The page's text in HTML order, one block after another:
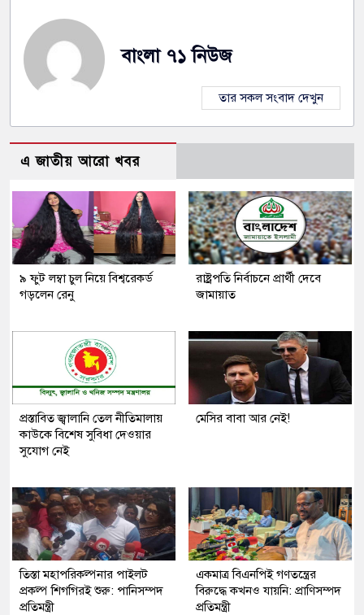
বাংলা ৭১ নিউজ
তার সকল সংবাদ দেখুন
এ জাতীয় আরো খবর
৯ ফুট লম্বা চুল নিয়ে বিশ্বরেকর্ড
গড়লেন রেনু
রাষ্ট্রপতি নির্বাচনে প্রার্থী দেবে
জামায়াত
প্রস্তাবিত জ্বালানি তেল নীতিমালায়
কাউকে বিশেষ সুবিধা দেওয়ার
সুযোগ নেই
মেসির বাবা আর নেই!
তিস্তা মহাপরিকল্পনার পাইলট
প্রকল্প শিগগিরই শুরু: পানিসম্পদ
প্রতিমন্ত্রী
একমাত্র বিএনপিই গণতন্ত্রের
বিরুদ্ধে কখনও যায়নি: প্রাণিসম্পদ
প্রতিমন্ত্রী